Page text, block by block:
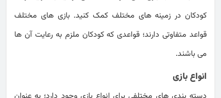
کودکان در زمینه های مختلف کمک کنید. بازی های مختلف
قواعد متفاوتی دارند؛ قواعدی که کودکان ملزم به رعایت آن ها
می باشند.
انواع بازی